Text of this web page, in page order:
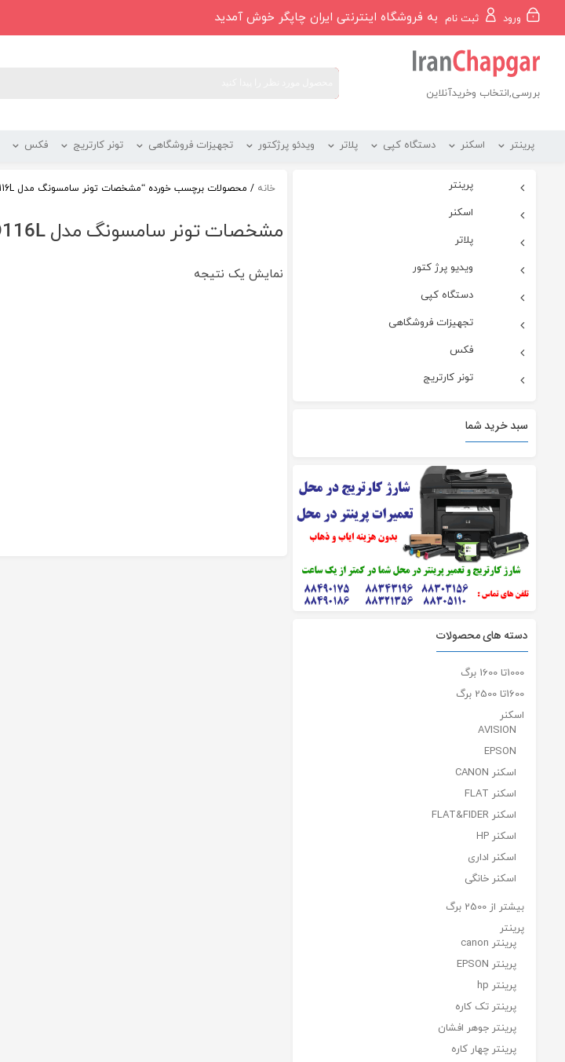
محتوا
ورود ثبت نام به فروشگاه اینترنتی ایران چاپگر خوش آمدید
بررسی,انتخاب وخریدآنلاین
پرینتر اسکنر دستگاه کپی پلاتر ویدئو پرژکتور تجهیزات فروشگاهی تونر کارتریج فکس
خانه / محصولات برچسب خورده “مشخصات تونر سامسونگ مدل MLT-D116L”
مشخصات تونر سامسونگ مدل MLT-D116L
نمایش یک نتیجه
پرینتر
اسکنر
پلاتر
ویدیو پرژ کتور
دستگاه کپی
تجهیزات فروشگاهی
فکس
تونر کارتریج
سبد خرید شما
دسته های محصولات
1000تا 1600 برگ
1600تا 2500 برگ
اسکنر
AVISION
EPSON
اسکنر CANON
اسکنر FLAT
اسکنر FLAT&FIDER
اسکنر HP
اسکنر اداری
اسکنر خانگی
بیشتر از 2500 برگ
پرینتر
پرینتر canon
پرینتر EPSON
پرینتر hp
پرینتر تک کاره
پرینتر جوهر افشان
پرینتر چهار کاره